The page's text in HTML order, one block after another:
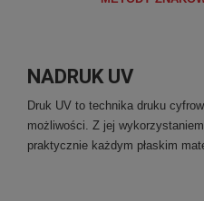
NADRUK UV
Druk UV to technika druku
możliwości. Z jej
praktycznie każdym płaskim